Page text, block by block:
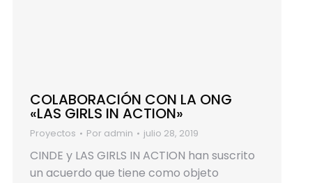
COLABORACIÓN CON LA ONG
«LAS GIRLS IN ACTION»
Proyectos Por admin julio 28, 2019
CINDE y LAS GIRLS IN ACTION han suscrito
un acuerdo que tiene como objeto